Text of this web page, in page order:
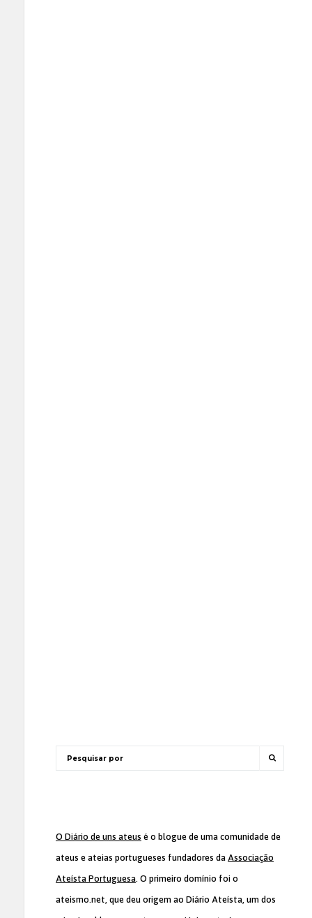
O Diário de uns ateus é o blogue de uma comunidade de
ateus e ateias portugueses fundadores da Associação
Ateísta Portuguesa. O primeiro domínio foi o
ateismo.net, que deu origem ao Diário Ateísta, um dos